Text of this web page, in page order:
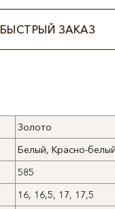
БЫСТРЫЙ ЗАКАЗ
Золото
Белый, Красно-белый
585
16, 16,5, 17, 17,5